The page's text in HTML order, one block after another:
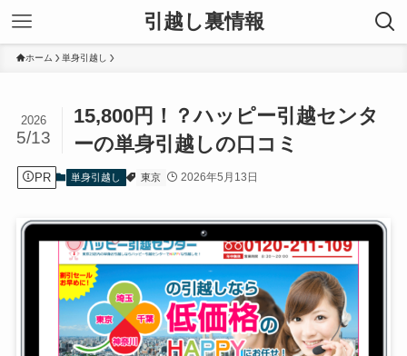
引越し裏情報
ホーム 単身引越し
15,800円！？ハッピー引越センタ
ーの単身引越しの口コミ
2026
5/13
PR 単身引越し 東京 2026年5月13日